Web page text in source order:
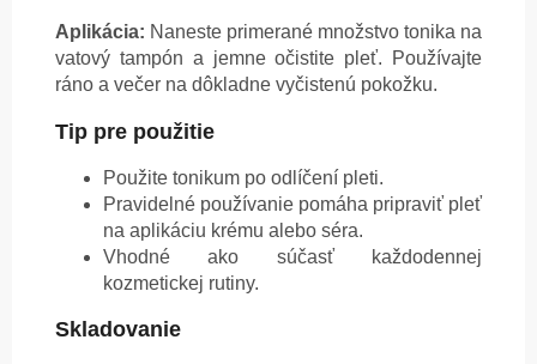
Aplikácia: Naneste primerané množstvo tonika na
vatový tampón a jemne očistite pleť. Používajte
ráno a večer na dôkladne vyčistenú pokožku.
Tip pre použitie
Použite tonikum po odlíčení pleti.
Pravidelné používanie pomáha pripraviť pleť
na aplikáciu krému alebo séra.
Vhodné ako súčasť každodennej
kozmetickej rutiny.
Skladovanie